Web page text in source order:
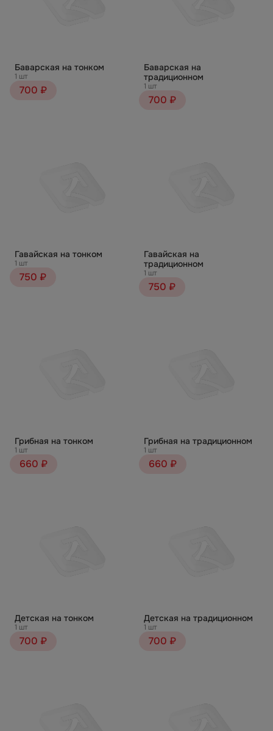
Баварская на тонком
1 шт
700 ₽
Баварская на
традиционном
1 шт
700 ₽
Гавайская на тонком
1 шт
750 ₽
Гавайская на
традиционном
1 шт
750 ₽
Грибная на тонком
1 шт
660 ₽
Грибная на традиционном
1 шт
660 ₽
Детская на тонком
1 шт
700 ₽
Детская на традиционном
1 шт
700 ₽